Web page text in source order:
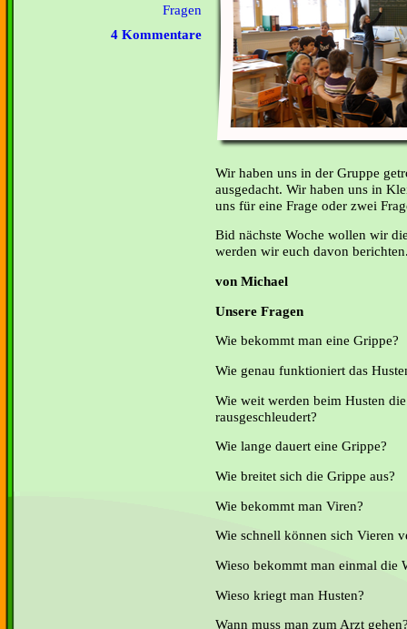
Fragen
4 Kommentare
Wir haben uns in der Gruppe
ausgedacht. Wir haben uns in
uns für eine Frage oder zwei
Bid nächste Woche wollen wir
werden wir euch davon
von Michael
Unsere Fragen
Wie bekommt man eine Grippe?
Wie genau funktioniert das
Wie weit werden beim Husten
rausgeschleudert?
Wie lange dauert eine Grippe?
Wie breitet sich die Grippe aus?
Wie bekommt man Viren?
Wie schnell können sich Vieren
Wieso bekommt man einmal die
Wieso kriegt man Husten?
Wann muss man zum Arzt